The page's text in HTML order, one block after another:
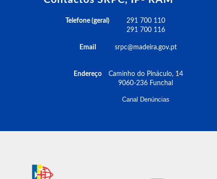
Telefone (geral)
Email
Endereço
291 700 110
291 700 116
srpc@madeira.gov.pt
Caminho do Pináculo, 14
9060-236 Funchal
Canal Denúncias